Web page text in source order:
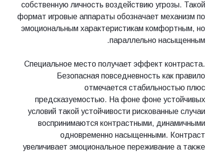
собственную личность воздействию угрозы. Такой
формат игровые аппараты обозначает механизм по
эмоциональным характеристикам комфортным, но
параллельно насыщенным.
Специальное место получает эффект контраста.
Безопасная повседневность как правило
отмечается стабильностью плюс
предсказуемостью. На фоне фоне устойчивых
условий такой устойчивости рискованные случаи
воспринимаются контрастными, динамичными
одновременно насыщенными. Контраст
увеличивает эмоциональное переживание а также